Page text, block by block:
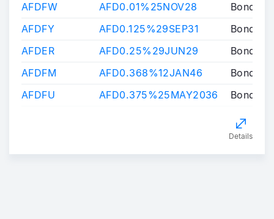
AFDFW AFD0.01%25NOV28
Bond
AFDFY
AFD0.125%29SEP31
Bond
AFDER
AFD0.25%29JUN29
Bond
AFDFM
AFD0.368%12JAN46
Bond
AFDFU
AFD0.375%25MAY2036 Bond
Details